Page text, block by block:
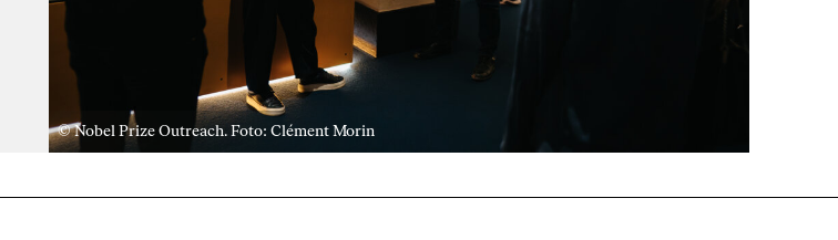
© Nobel Prize Outreach. Foto: Clément Morin